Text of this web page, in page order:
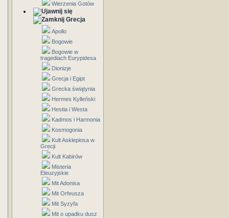
Wierzenia Gotów
Grecja
Apollo
Bogowie
Bogowie w
tragediach Eurypidesa
Dionizje
Grecja i Egipt
Grecka świątynia
Hermes Kylleński
Hestia i Westa
Kadmos i Harmonia
Kosmogonia
Kult Asklepiosa w
Grecji
Kult Kabirów
Misteria
Eleuzyjskie
Mit Adonisa
Mit Orfeusza
Mit Syzyfa
Mit o upadku dusz